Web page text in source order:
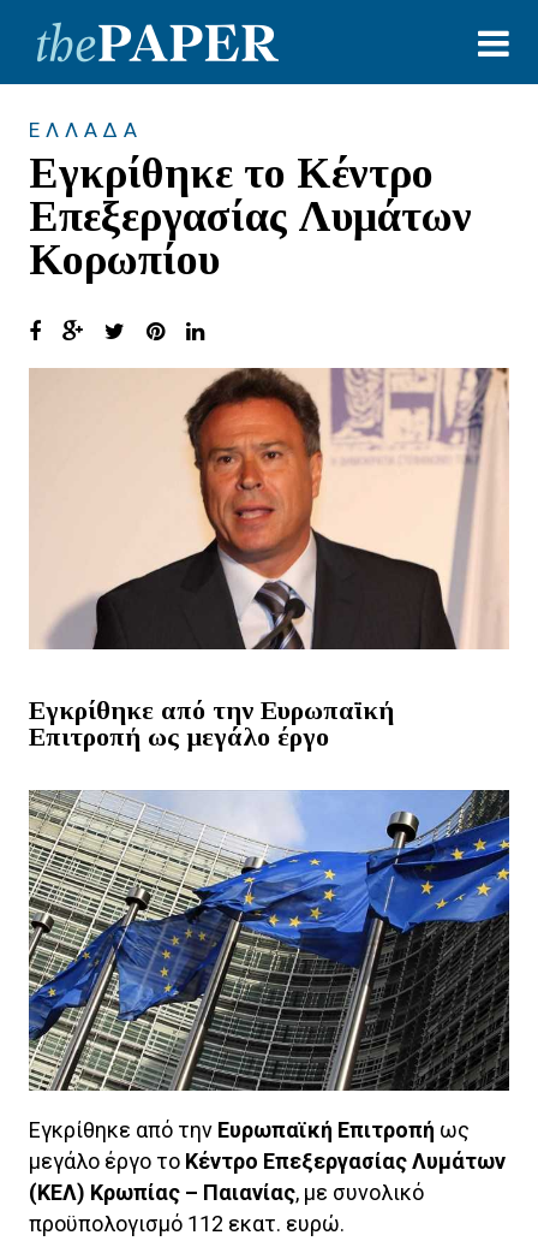
ΕΛΛΑΔΑ
Εγκρίθηκε το Κέντρο
Επεξεργασίας Λυμάτων
Κορωπίου
Εγκρίθηκε από την Ευρωπαϊκή
Επιτροπή ως μεγάλο έργο
Εγκρίθηκε από την Ευρωπαϊκή Επιτροπή ως
μεγάλο έργο το Κέντρο Επεξεργασίας Λυμάτων
(ΚΕΛ) Κρωπίας – Παιανίας, με συνολικό
προϋπολογισμό 112 εκατ. ευρώ.